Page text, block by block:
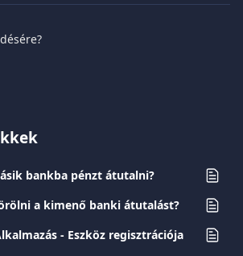
bankba pénzt átutalni?
a kimenő banki átutalást?
- Eszköz regisztrációja